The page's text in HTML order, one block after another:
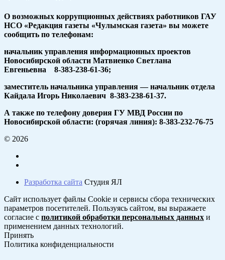
О возможных коррупционных действиях работников ГАУ
НСО «Редакция газеты «Чулымская газета» вы можете
сообщить по телефонам:
начальник управления информационных проектов
Новосибирской области Матвиенко Светлана
Евгеньевна 8-383-238-61-36;
заместитель начальника управления — начальник отдела
Кайдала Игорь Николаевич 8-383-238-61-37.
А также по телефону доверия ГУ МВД России по
Новосибирской области: (горячая линия): 8-383-232-76-75
© 2026
Разработка сайта Студия ЯЛ
Сайт использует файлы Cookie и сервисы сбора технических
параметров посетителей. Пользуясь сайтом, вы выражаете
согласие с политикой обработки персональных данных и
применением данных технологий.
Принять
Политика конфиденциальности